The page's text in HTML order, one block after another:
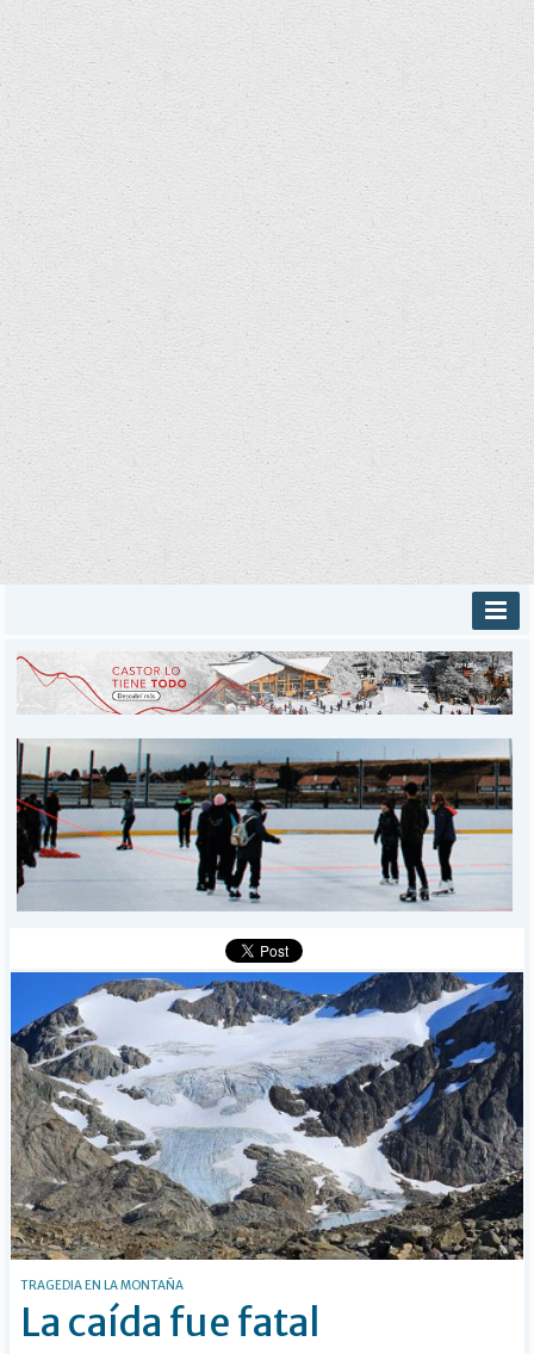
INICIO
PROVINCIALES
DEPORTES
POLICIALES
I-DIARIO
MÁS
BÚSQUEDA
TRAGEDIA EN LA MONTAÑA
La caída fue fatal